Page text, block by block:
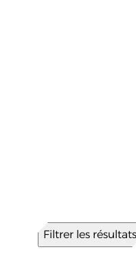
Filtrer les résultats